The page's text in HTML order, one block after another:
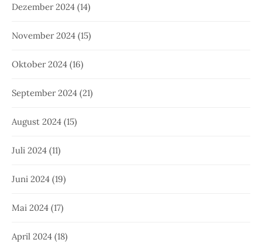
Dezember 2024 (14)
November 2024 (15)
Oktober 2024 (16)
September 2024 (21)
August 2024 (15)
Juli 2024 (11)
Juni 2024 (19)
Mai 2024 (17)
April 2024 (18)